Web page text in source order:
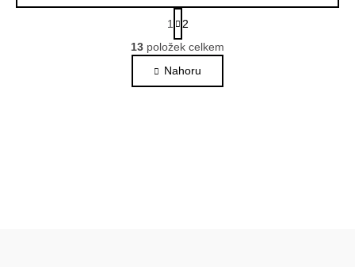
O
v
l
á
S
t
r
á
n
k
1
2
13 položek celkem
Nahoru